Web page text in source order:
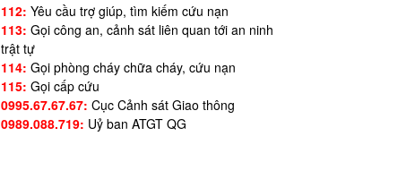
112: Yêu cầu trợ giúp, tìm kiếm cứu nạn
113: Gọi công an, cảnh sát liên quan tới an ninh
trật tự
114: Gọi phòng cháy chữa cháy, cứu nạn
115: Gọi cấp cứu
0995.67.67.67: Cục Cảnh sát Giao thông
0989.088.719: Uỷ ban ATGT QG